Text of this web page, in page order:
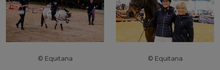
© Equitana © Equitana